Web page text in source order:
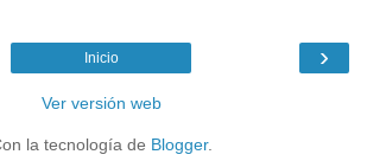
›
Inicio
Ver versión web
la tecnología de Blogger.